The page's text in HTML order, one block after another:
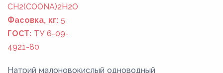
CH2(COONA)2H2O
Фасовка, кг: 5
ГОСТ: ТУ 6-09-
4921-80
Натрий малоновокислый одноводный